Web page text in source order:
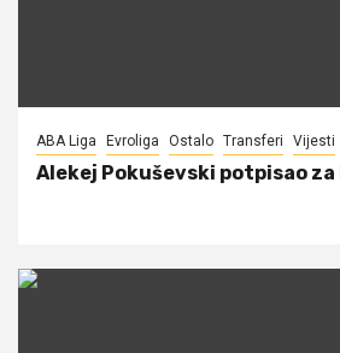
ABA Liga Evroliga Ostalo Transferi Vijesti
Alekej Pokuševski potpisao